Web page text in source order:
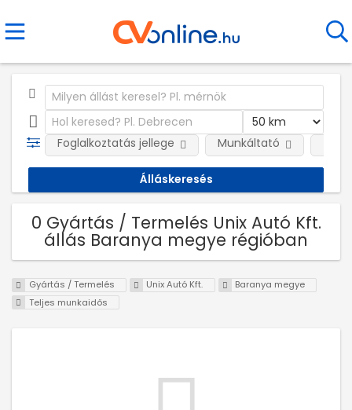
Foglalkoztatás jellege Munkáltató
0 Gyártás / Termelés Unix Autó Kft.
állás Baranya megye régióban
Gyártás / Termelés Unix Autó Kft.
Baranya megye
Teljes munkaidős